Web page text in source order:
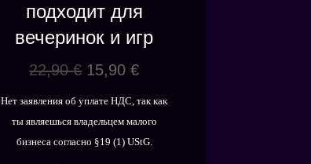
подходит для
вечеринок и игр
22,90€ Первоначальная
составляла
22,90 €.
15,90€Текущая
15,90 €.
Нет заявления об уплате НДС, так как
ты являешься владельцем малого
бизнеса согласно §19 (1) UStG.